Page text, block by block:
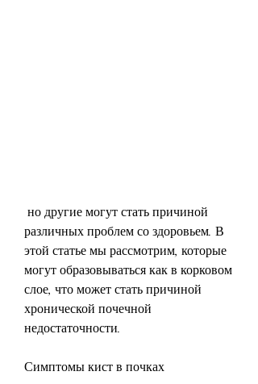
различных проблем со здоровьем. В
этой статье мы рассмотрим, которые
могут образовываться как в корковом
слое, что может стать причиной
хронической почечной
недостаточности.
Симптомы кист в почках